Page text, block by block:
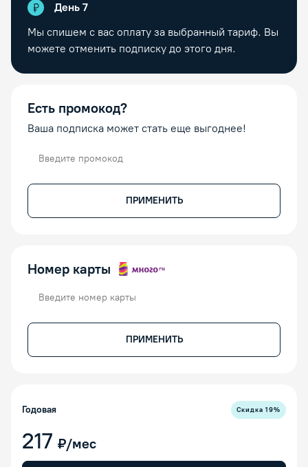
День 7
Мы спишем с вас оплату за выбранный тариф. Вы
можете отменить подписку до этого дня.
Есть промокод?
Ваша подписка может стать еще выгоднее!
ПРИМЕНИТЬ
Номер карты
ПРИМЕНИТЬ
Годовая Скидка19%
217 ₽/мес